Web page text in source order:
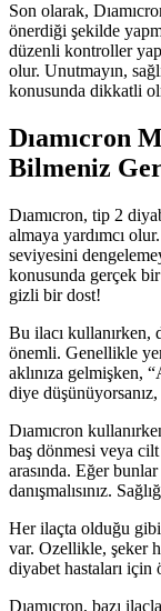
Son olarak,
önerdiği şekilde
düzenli kontroller
olur. Unutmayın,
konusunda dikkatli
Dıamıcron
Bilmeniz
Dıamıcron, tip 2
almaya yardımcı
seviyesini
konusunda gerçek
gizli bir dost!
Bu ilacı kullanırken,
önemli. Genellikle
aklınıza gelmişken,
diye
Dıamıcron
baş dönmesi veya
arasında. Eğer
danışmalısınız.
Her ilaçta olduğu gibi,
var. Ozellikle, şeker
diyabet hastaları için
Dıamıcron, bazı